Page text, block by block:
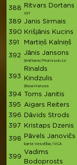
388 Ritvars Dortans
IGT
389 Janis Sirmais
390
Krišjānis Kucins
391
Martiņš Kalniņš
392 Jānis Jansons
Smiltene/Morisson.LV
393
Rinalds
Kindzulis
ShowHeroes
394 Toms Janitis
395
Aigars Reiters
396
Dāvids Strods
397
Kristaps Dzenis
398 Pāvels Janovičs
karte Veselība /VCA
399
Vadims
Bodoprosts